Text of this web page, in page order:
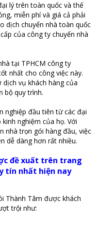
lý trên toàn quốc và thế
miễn phí và giá cả phải
dịch chuyển nhà toàn quốc
của công ty chuyển nhà
tại TPHCM công ty
nhất cho công việc này.
vụ khách hàng của
bộ quy trình.
nghiệp đầu tiên từ các đại
nghiệm của họ. Với
nhà trọn gói hàng đầu, việc
dễ dàng hơn rất nhiều.
đề xuất trên trang
tín nhất hiện nay
Thành Tâm được khách
trội như: